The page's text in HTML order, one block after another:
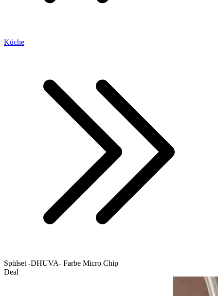
Küche
Spülset -DHUVA- Farbe Micro Chip
Deal